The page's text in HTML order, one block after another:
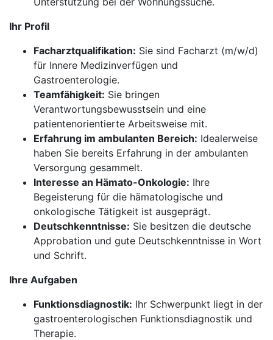
Ihr Profil
Facharztqualifikation: Sie sind Facharzt (m/w/d)
für Innere Medizinverfügen und
Gastroenterologie.
Teamfähigkeit: Sie bringen
Verantwortungsbewusstsein und eine
patientenorientierte Arbeitsweise mit.
Erfahrung im ambulanten Bereich: Idealerweise
haben Sie bereits Erfahrung in der ambulanten
Versorgung gesammelt.
Interesse an Hämato-Onkologie: Ihre
Begeisterung für die hämatologische und
onkologische Tätigkeit ist ausgeprägt.
Deutschkenntnisse: Sie besitzen die deutsche
Approbation und gute Deutschkenntnisse in Wort
und Schrift.
Ihre Aufgaben
Funktionsdiagnostik: Ihr Schwerpunkt liegt in der
gastroenterologischen Funktionsdiagnostik und
Therapie.